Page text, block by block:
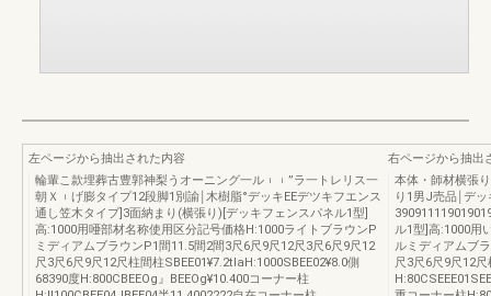
左ページから抽出された内容
輪輩こ款埋葬古豊郭神梨うオーニング一ル︲︲”ラ一トレリス一
朝Ｘ︲げ膨タイプ12段脚1別諭￨木樹脂°デッキEEデツキフエンス
通し笠木タイプ]3面納まり(横張り)[デッキフェンスパネル1型]
高:1000用唖部材名称使用区分記号価格H:1000ライトブラウンP
ミディアムブラウンP1間11.5間2間3尺6尺9尺12尺3尺6尺9尺12
尺3尺6尺9尺12尺柱間柱SBEE01¥7.2tlaH:1000SBEE02¥8.0側
68390度H:800CBEEOg』BEEOg¥10.400コーナー柱
右ページから抽出
本体・師材横張
り1男J売品￨デ
ル1型]高:1000用
ルミディアムブ
尺3尺6尺9尺12尺